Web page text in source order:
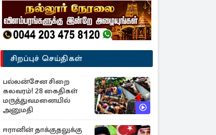
சிறப்புச் செய்திகள்
பல்லன்சேன சிறை
கலவரம்! 28 கைதிகள்
மருத்துவமனையில்
அனுமதி
ஈரானின் தாக்குதலுக்கு